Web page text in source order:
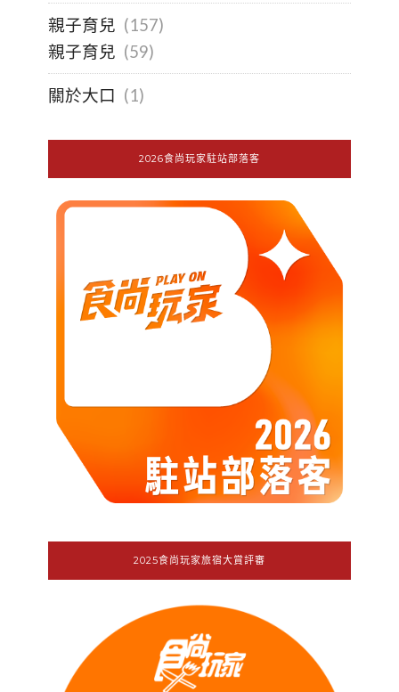
親子育兒 (157)
親子育兒 (59)
關於大口 (1)
2026食尚玩家駐站部落客
2025食尚玩家旅宿大賞評審